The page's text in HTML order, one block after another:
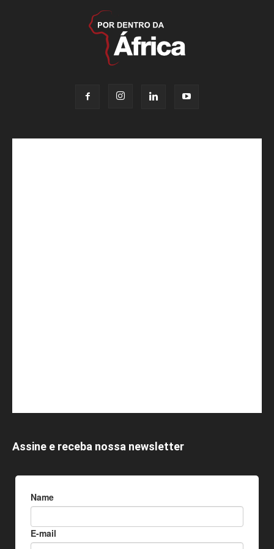
Assine e receba nossa newsletter